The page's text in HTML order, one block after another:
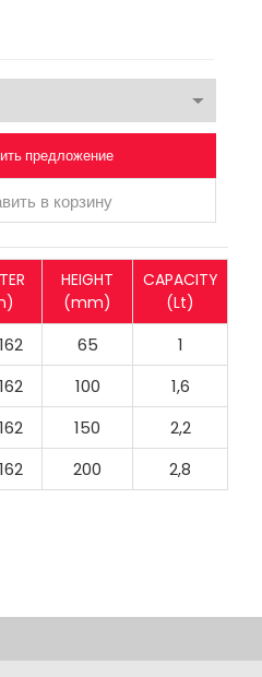
предложение
в корзину
HEIGHT
(mm)
CAPACITY
(Lt)
65
1
100
1,6
150
2,2
200 2,8